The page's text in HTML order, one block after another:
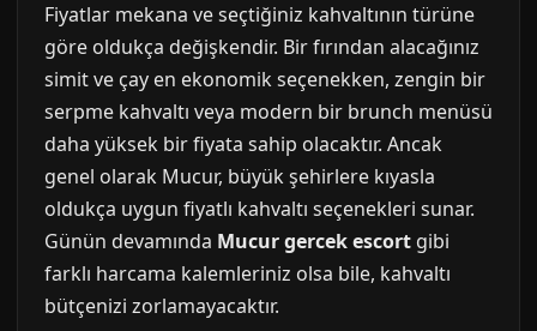
Fiyatlar mekana ve seçtiğiniz kahvaltının türüne
göre oldukça değişkendir. Bir fırından alacağınız
simit ve çay en ekonomik seçenekken, zengin bir
serpme kahvaltı veya modern bir brunch menüsü
daha yüksek bir fiyata sahip olacaktır. Ancak
genel olarak Mucur, büyük şehirlere kıyasla
oldukça uygun fiyatlı kahvaltı seçenekleri sunar.
Günün devamında Mucur gercek escort gibi
farklı harcama kalemleriniz olsa bile, kahvaltı
bütçenizi zorlamayacaktır.